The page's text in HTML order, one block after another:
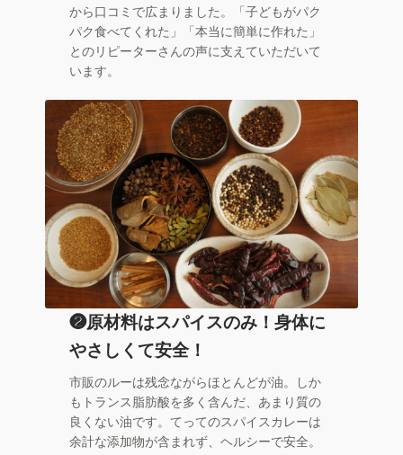
から口コミで広まりました。「子どもがパク
パク食べてくれた」「本当に簡単に作れた」
とのリピーターさんの声に支えていただいて
います。
❷原材料はスパイスのみ！身体に
やさしくて安全！
市販のルーは残念ながらほとんどが油。しか
もトランス脂肪酸を多く含んだ、あまり質の
良くない油です。てってのスパイスカレーは
余計な添加物が含まれず、ヘルシーで安全。